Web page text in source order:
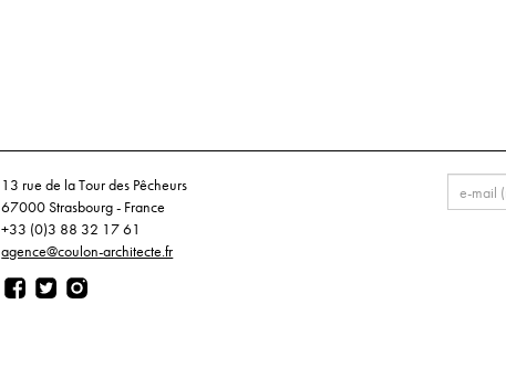
13 rue de la Tour des Pêcheurs
67000 Strasbourg - France
+33 (0)3 88 32 17 61
agence@coulon-architecte.fr